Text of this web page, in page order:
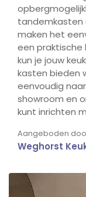
tandemkasten
maken het
een praktische
kun je jouw
kasten bieden
eenvoudig
showroom en
kunt inrichten
Aangeboden
Weghorst